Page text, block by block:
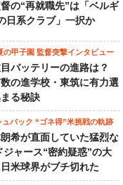
の“再就職先”は「ベルギ
日系クラブ」一択か
の甲子園 監督突撃インタビュー
バッテリーの進路は？
の進学校・東筑に有力選
る秘訣
ュバック “ゴネ得”米挑戦の軌跡
希が直面していた猛烈な
ジャース“密約疑惑”の大
米球界がブチ切れた